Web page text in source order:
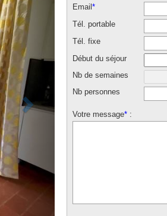
Email *
Tél. portable
Tél. fixe
Début du séjour
Nb de semaines
Nb personnes
Votre message* :